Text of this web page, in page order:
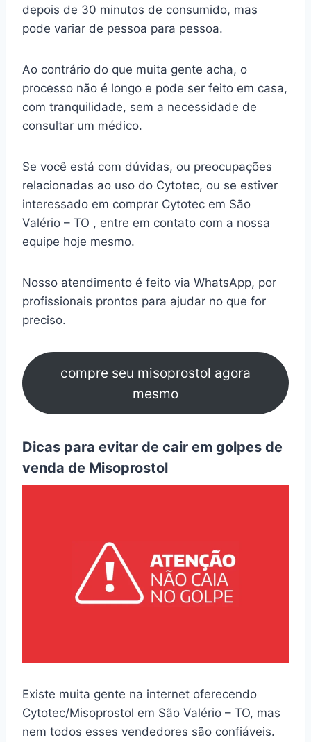
depois de 30 minutos de consumido, mas
pode variar de pessoa para pessoa.
Ao contrário do que muita gente acha, o
processo não é longo e pode ser feito em casa,
com tranquilidade, sem a necessidade de
consultar um médico.
Se você está com dúvidas, ou preocupações
relacionadas ao uso do Cytotec, ou se estiver
interessado em comprar Cytotec em São
Valério – TO , entre em contato com a nossa
equipe hoje mesmo.
Nosso atendimento é feito via WhatsApp, por
profissionais prontos para ajudar no que for
preciso.
compre seu misoprostol agora
mesmo
Dicas para evitar de cair em golpes de
venda de Misoprostol
Existe muita gente na internet oferecendo
Cytotec/Misoprostol em São Valério – TO, mas
nem todos esses vendedores são confiáveis.